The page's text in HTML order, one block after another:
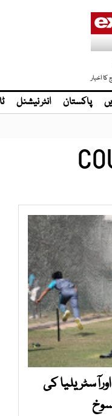
کا اخبار
پاکستان انٹر نیشنل
کی